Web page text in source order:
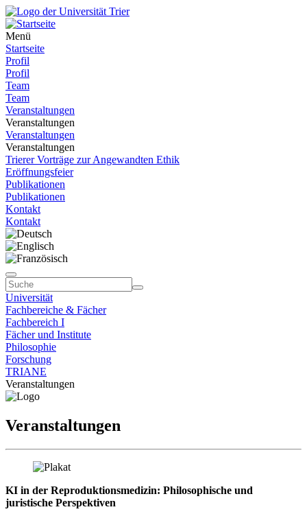
Menü
Startseite
Profil
Profil
Team
Team
Veranstaltungen
Veranstaltungen
Veranstaltungen
Veranstaltungen
Trierer Vorträge zur Angewandten Ethik
Eröffnungsfeier
Publikationen
Publikationen
Kontakt
Kontakt
Universität
Fachbereiche & Fächer
Fachbereich I
Fächer und Institute
Philosophie
Forschung
TRIANE
Veranstaltungen
Veranstaltungen
KI in der Reproduktionsmedizin: Philosophische und
juristische Perspektiven